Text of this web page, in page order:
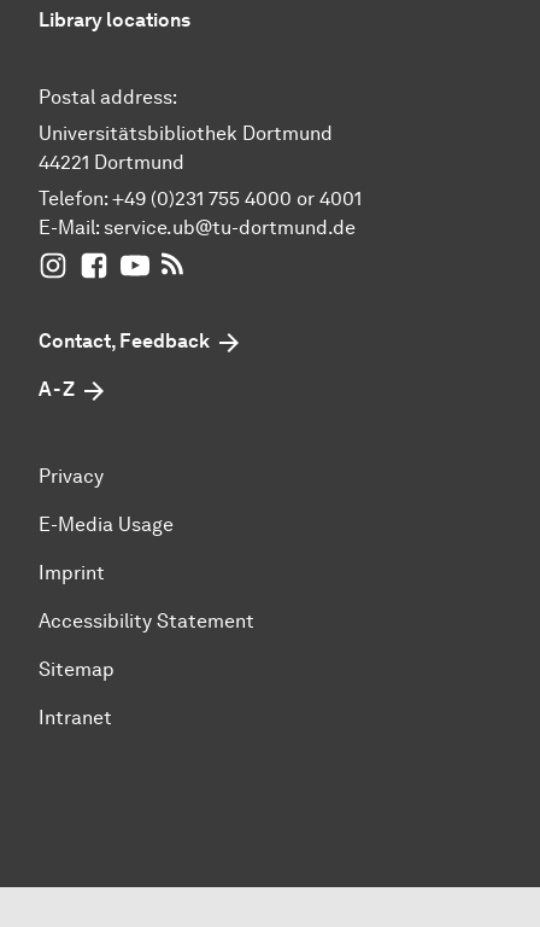
Library locations
Postal address:
Universitätsbibliothek Dortmund
44221 Dortmund
Telefon: +49 (0)231 755 4000 or 4001
E-Mail: service.ub@tu-dortmund.de
UB Dortmund on Instagram
UB Dortmund on Facebook
UB Dortmund on YouTube
Contact, Feedback
A - Z
Privacy
E-Media Usage
Imprint
Accessibility Statement
Sitemap
Intranet